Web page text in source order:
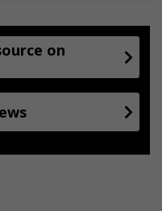
on